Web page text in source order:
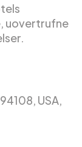
uovertrufne
USA,